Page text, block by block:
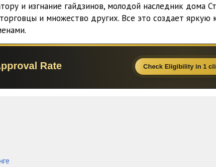
и изгнание гайдзинов, молодой наследник дома
и множество других. Все это создает яркую